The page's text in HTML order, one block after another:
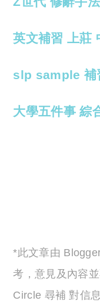
英文補習 上莊
slp sample 補
大學五件事綜
*此文章由
考，意見及內容
Circle 尋補 對信